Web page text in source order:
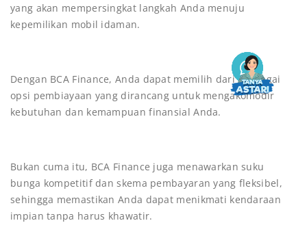
yang akan mempersingkat langkah Anda menuju
kepemilikan mobil idaman.
Dengan BCA Finance, Anda dapat memilih dari berbagai
opsi pembiayaan yang dirancang untuk mengakomodir
kebutuhan dan kemampuan finansial Anda.
Bukan cuma itu, BCA Finance juga menawarkan suku
bunga kompetitif dan skema pembayaran yang fleksibel,
sehingga memastikan Anda dapat menikmati kendaraan
impian tanpa harus khawatir.